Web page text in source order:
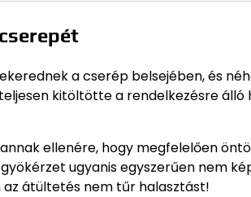
a cserép belsejében, és
kitöltötte a rendelkezésre
ellenére, hogy megfelelően
ugyanis egyszerűen nem
átültetés nem tűr halasztást!